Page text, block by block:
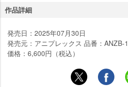
作品詳細
発売日：2025年07月30日
発売元：アニプレックス 品番：ANZB-
価格：6,600円（税込）